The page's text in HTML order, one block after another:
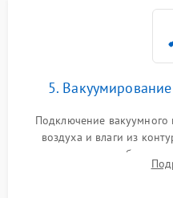
5.
Подключение вакуумного
воздуха и влаги из
дозированным объемом
электронным весам.